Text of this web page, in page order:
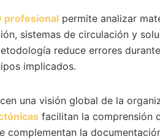
profesional permite analizar
sistemas de circulación y
reduce errores
implicados.
una visión global de la
facilitan la comprensión
complementan la